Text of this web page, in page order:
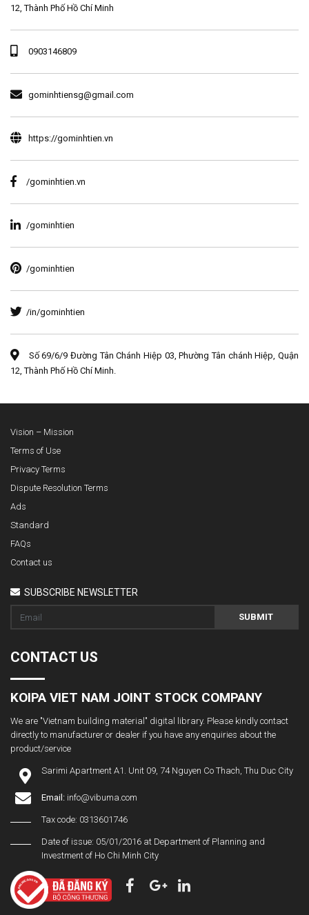
12, Thành Phố Hồ Chí Minh
0903146809
gominhtiensg@gmail.com
https://gominhtien.vn
/gominhtien.vn
/gominhtien
/gominhtien
/in/gominhtien
Số 69/6/9 Đường Tân Chánh Hiệp 03, Phường Tân chánh Hiệp, Quận
12, Thành Phố Hồ Chí Minh.
Vision – Mission
Terms of Use
Privacy Terms
Dispute Resolution Terms
Ads
Standard
FAQs
Contact us
SUBSCRIBE NEWSLETTER
SUBMIT
CONTACT US
KOIPA VIET NAM JOINT STOCK COMPANY
We are "Vietnam building material" digital library. Please kindly contact
directly to manufacturer or dealer if you have any enquiries about the
product/service
Sarimi Apartment A1. Unit 09, 74 Nguyen Co Thach, Thu Duc City
Email: info@vibuma.com
Tax code: 0313601746
Date of issue: 05/01/2016 at Department of Planning and
Investment of Ho Chi Minh City